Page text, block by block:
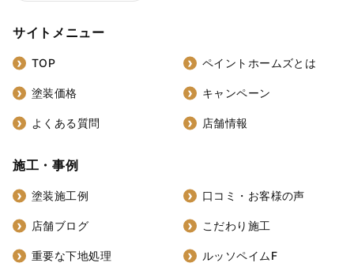
サイトメニュー
TOP ペイントホームズとは
塗装価格 キャンペーン
よくある質問 店舗情報
施工・事例
塗装施工例 口コミ・お客様の声
店舗ブログ こだわり施工
重要な下地処理 ルッソペイムF